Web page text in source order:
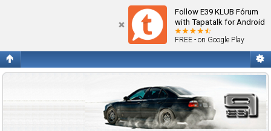
Follow E39 KLUB Fórum
with Tapatalk for Android
FREE - on Google Play